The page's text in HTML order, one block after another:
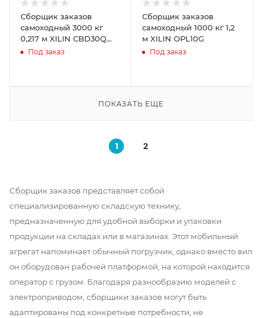
Сборщик заказов
самоходный 3000 кг
0,217 м XILIN CBD30Q
(длина вил 1220 мм)
Под заказ
Сборщик заказов
самоходный 1000 кг 1,2
м XILIN OPL10G
Под заказ
ПОКАЗАТЬ ЕЩЕ
1 2
Сборщик заказов представляет собой
специализированную складскую технику,
предназначенную для удобной выборки и упаковки
продукции на складах или в магазинах. Этот мобильный
агрегат напоминает обычный погрузчик, однако вместо вил
он оборудован рабочей платформой, на которой находится
оператор с грузом. Благодаря разнообразию моделей с
электроприводом, сборщики заказов могут быть
адаптированы под конкретные потребности, не